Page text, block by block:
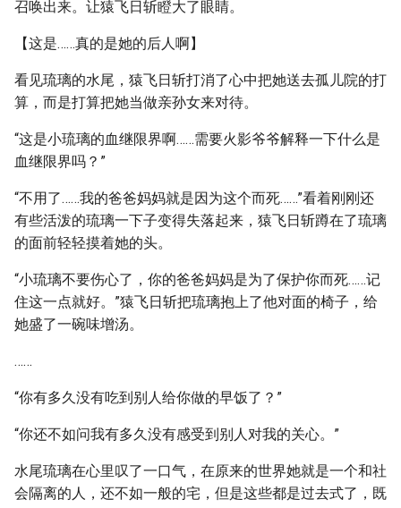
召唤出来。让猿飞日斩瞪大了眼睛。
【这是……真的是她的后人啊】
看见琉璃的水尾，猿飞日斩打消了心中把她送去孤儿院的打
算，而是打算把她当做亲孙女来对待。
“这是小琉璃的血继限界啊……需要火影爷爷解释一下什么是
血继限界吗？”
“不用了……我的爸爸妈妈就是因为这个而死……”看着刚刚还
有些活泼的琉璃一下子变得失落起来，猿飞日斩蹲在了琉璃
的面前轻轻摸着她的头。
“小琉璃不要伤心了，你的爸爸妈妈是为了保护你而死……记
住这一点就好。”猿飞日斩把琉璃抱上了他对面的椅子，给
她盛了一碗味增汤。
……
“你有多久没有吃到别人给你做的早饭了？”
“你还不如问我有多久没有感受到别人对我的关心。”
水尾琉璃在心里叹了一口气，在原来的世界她就是一个和社
会隔离的人，还不如一般的宅，但是这些都是过去式了，既